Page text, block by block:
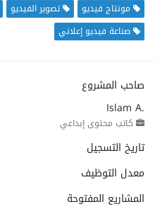
مونتاج فيديو تصوير الفيديو
صناعة فيديو إعلاني
صاحب المشروع
Islam A.
كاتب محتوى إبداعي
تاريخ التسجيل
معدل التوظيف
المشاريع المفتوحة